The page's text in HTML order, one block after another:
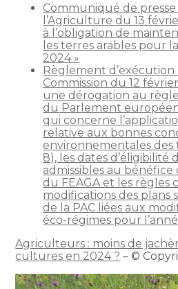
Communiqué de
l’Agriculture du 13
à l’obligation de
les terres arables pour
2024 »
Règlement d’exécution
Commission du 12
une dérogation au
du Parlement
qui concerne
relative aux bonnes
environnementales des
8), les dates d’éligibilité
admissibles au
du FEAGA et les règles
modifications des plans
de la PAC liées aux
éco-régimes pour
Agriculteurs : moins de
cultures en 2024 ? – ©